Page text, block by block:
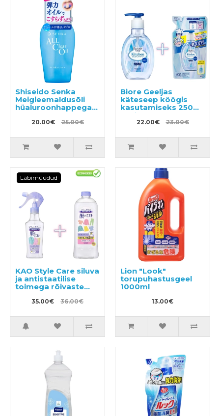
Shiseido Senka
Meigieemaldusõli
hüaluroonhappega
20.00€ 25.00€
Biore Geeljas
käteseep köögis
kasutamiseks 250ml
+ täide 200ml
22.00€ 23.00€
Läbimüüdud
KAO Style Care siluva
ja antistaatilise
toimega rõivaste
200ml + täitepakend
35.00€ 36.00€
Lion "Look"
torupuhastusgeel
1000ml
13.00€